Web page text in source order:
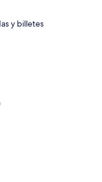
y billetes